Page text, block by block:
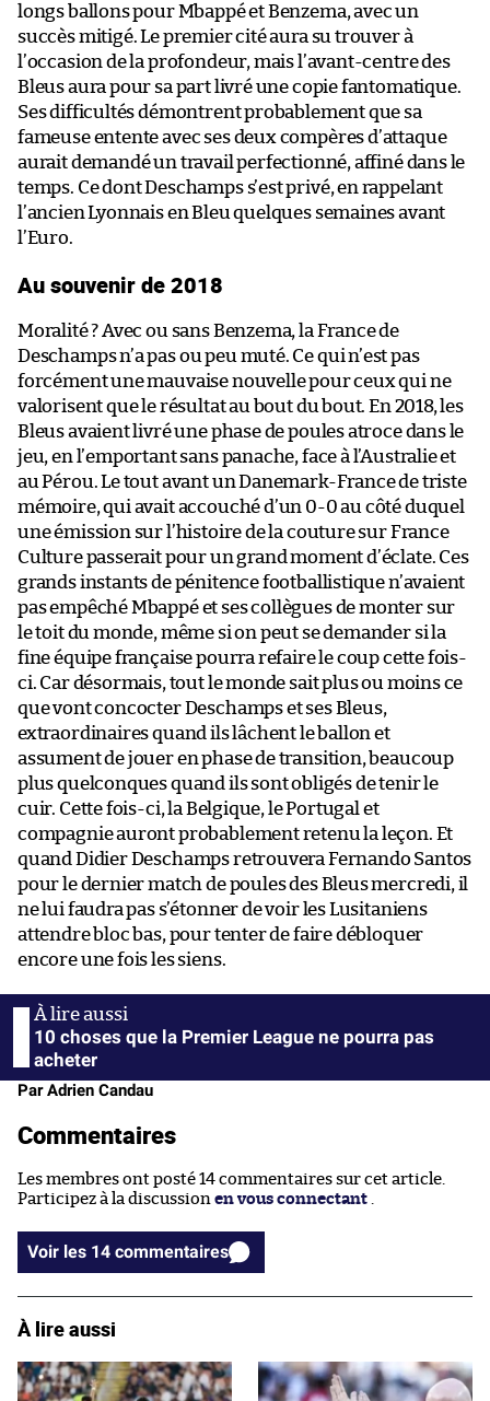
longs ballons pour Mbappé et Benzema, avec un
succès mitigé. Le premier cité aura su trouver à
l’occasion de la profondeur, mais l’avant-centre des
Bleus aura pour sa part livré une copie fantomatique.
Ses difficultés démontrent probablement que sa
fameuse entente avec ses deux compères d’attaque
aurait demandé un travail perfectionné, affiné dans le
temps. Ce dont Deschamps s’est privé, en rappelant
l’ancien Lyonnais en Bleu quelques semaines avant
l’Euro.
Au souvenir de 2018
Moralité ? Avec ou sans Benzema, la France de
Deschamps n’a pas ou peu muté. Ce qui n’est pas
forcément une mauvaise nouvelle pour ceux qui ne
valorisent que le résultat au bout du bout. En 2018, les
Bleus avaient livré une phase de poules atroce dans le
jeu, en l’emportant sans panache, face à l’Australie et
au Pérou. Le tout avant un Danemark-France de triste
mémoire, qui avait accouché d’un 0-0 au côté duquel
une émission sur l’histoire de la couture sur France
Culture passerait pour un grand moment d’éclate. Ces
grands instants de pénitence footballistique n’avaient
pas empêché Mbappé et ses collègues de monter sur
le toit du monde, même si on peut se demander si la
fine équipe française pourra refaire le coup cette fois-
ci. Car désormais, tout le monde sait plus ou moins ce
que vont concocter Deschamps et ses Bleus,
extraordinaires quand ils lâchent le ballon et
assument de jouer en phase de transition, beaucoup
plus quelconques quand ils sont obligés de tenir le
cuir. Cette fois-ci, la Belgique, le Portugal et
compagnie auront probablement retenu la leçon. Et
quand Didier Deschamps retrouvera Fernando Santos
pour le dernier match de poules des Bleus mercredi, il
ne lui faudra pas s’étonner de voir les Lusitaniens
attendre bloc bas, pour tenter de faire débloquer
encore une fois les siens.
10 choses que la Premier League ne pourra pas
acheter
Par Adrien Candau
Commentaires
Les membres ont posté 14 commentaires sur cet article.
Participez à la discussion en vous connectant
Voir les 14 commentaires
À lire aussi